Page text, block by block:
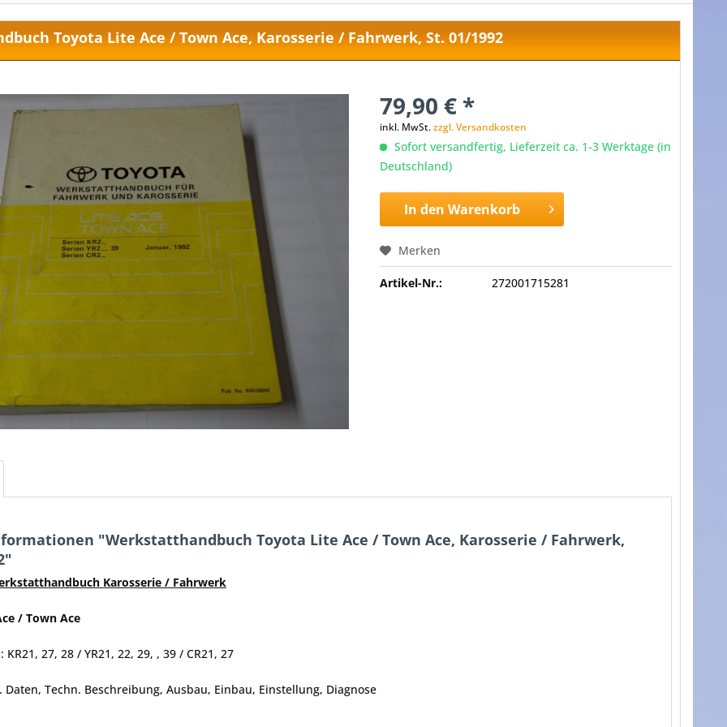
Toyota Lite Ace / Town Ace, Karosserie / Fahrwerk, St. 01/1992
79,90 € *
inkl. MwSt.zzgl. Versandkosten
Sofort versandfertig, Lieferzeit ca. 1-3 Werktage (in
Deutschland)
In den Warenkorb
Merken
Artikel-Nr.: 272001715281
"Werkstatthandbuch Toyota Lite Ace / Town Ace, Karosserie / Fahrwerk,
Karosserie / Fahrwerk
/ Town Ace
27, 28 / YR21, 22, 29, , 39 / CR21, 27
Daten, Techn. Beschreibung, Ausbau, Einbau, Einstellung, Diagnose